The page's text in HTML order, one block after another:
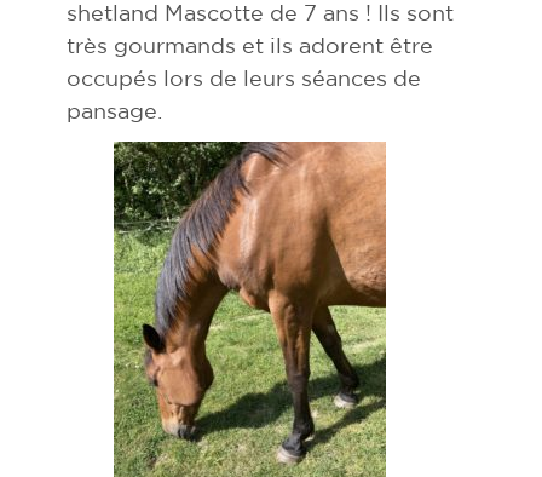
shetland Mascotte de 7 ans ! Ils sont
très gourmands et ils adorent être
occupés lors de leurs séances de
pansage.